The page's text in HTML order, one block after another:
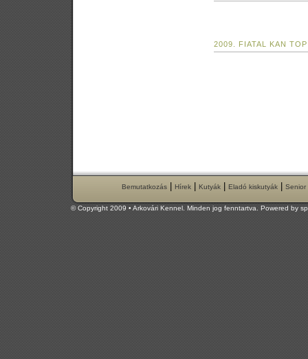
2009. FIATAL KAN
Bemutatkozás| Hírek| Kutyák| Eladó kiskutyák| Senior
© Copyright 2009 • Arkovári Kennel. Minden jog fenntartva. Powered by